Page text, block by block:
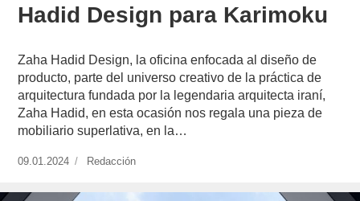
Hadid Design para Karimoku
Zaha Hadid Design, la oficina enfocada al diseño de
producto, parte del universo creativo de la práctica de
arquitectura fundada por la legendaria arquitecta iraní,
Zaha Hadid, en esta ocasión nos regala una pieza de
mobiliario superlativa, en la…
Publicado
09.01.2024 https://www.experimenta.es/author/redaccion/
Redacción